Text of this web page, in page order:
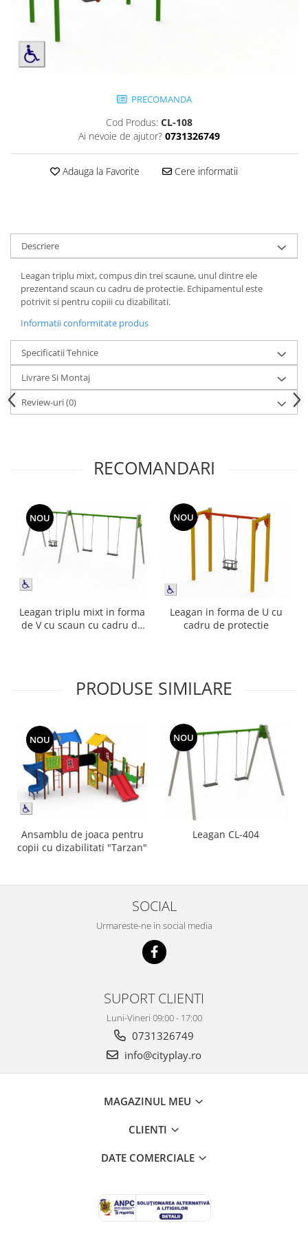
Jocuri cu nisip
Echipamente de catarat
Trasee echilibristica
Echipamente tematice
Animale din cauciuc
SPORT SI FITNESS
Skateboarding
Ciclism
Terenuri Multisport
Trasee Ninja
Echipamente fitness
Mese de jocuri
MOBILIER URBAN
Garduri/Imprejmuiri
Cosuri de gunoi
Panouri pentru informare/Marcaje
PRECOMANDA
Cod Produs: CL-108
Ai nevoie de ajutor? 0731326749
Adauga la Favorite Cere informatii
Descriere
Leagan triplu mixt, compus din trei scaune, unul dintre ele
prezentand scaun cu cadru de protectie. Echipamentul este
potrivit si pentru copiii cu dizabilitati.
Informatii conformitate produs
Specificatii Tehnice
Livrare Si Montaj
Review-uri(0)
RECOMANDARI
NOU
Leagan triplu mixt in forma
de V cu scaun cu cadru de
NOU
Leagan in forma de U cu
cadru de protectie
PRODUSE SIMILARE
NOU
Ansamblu de joaca pentru
copii cu dizabilitati "Tarzan"
NOU
Leagan CL-404
SOCIAL
Urmareste-ne in social media
SUPORT CLIENTI
Luni-Vineri 09:00 - 17:00
0731326749
info@cityplay.ro
MAGAZINUL MEU
CLIENTI
DATE COMERCIALE